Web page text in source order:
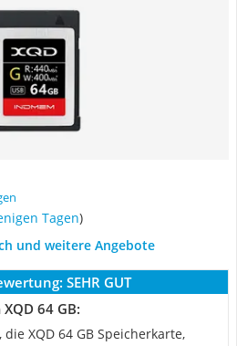
Tagen)
und weitere Angebote
SEHR GUT
64 GB:
XQD 64 GB Speicherkarte,